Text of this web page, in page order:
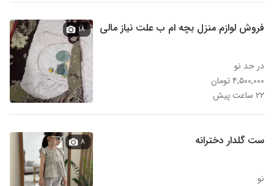
فروش لوازم منزل بچه ام ب علت نیاز مالی
در حد نو
۴,۵۰۰,۰۰۰ تومان
۲۲ ساعت پیش
۱۸
ست گلدار دخترانه
نو
۸